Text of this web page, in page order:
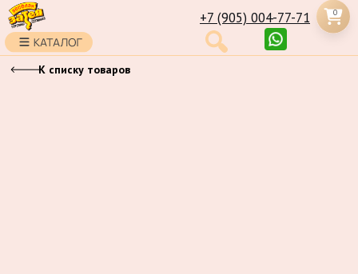
0
+7 (905) 004-77-71
К списку товаров